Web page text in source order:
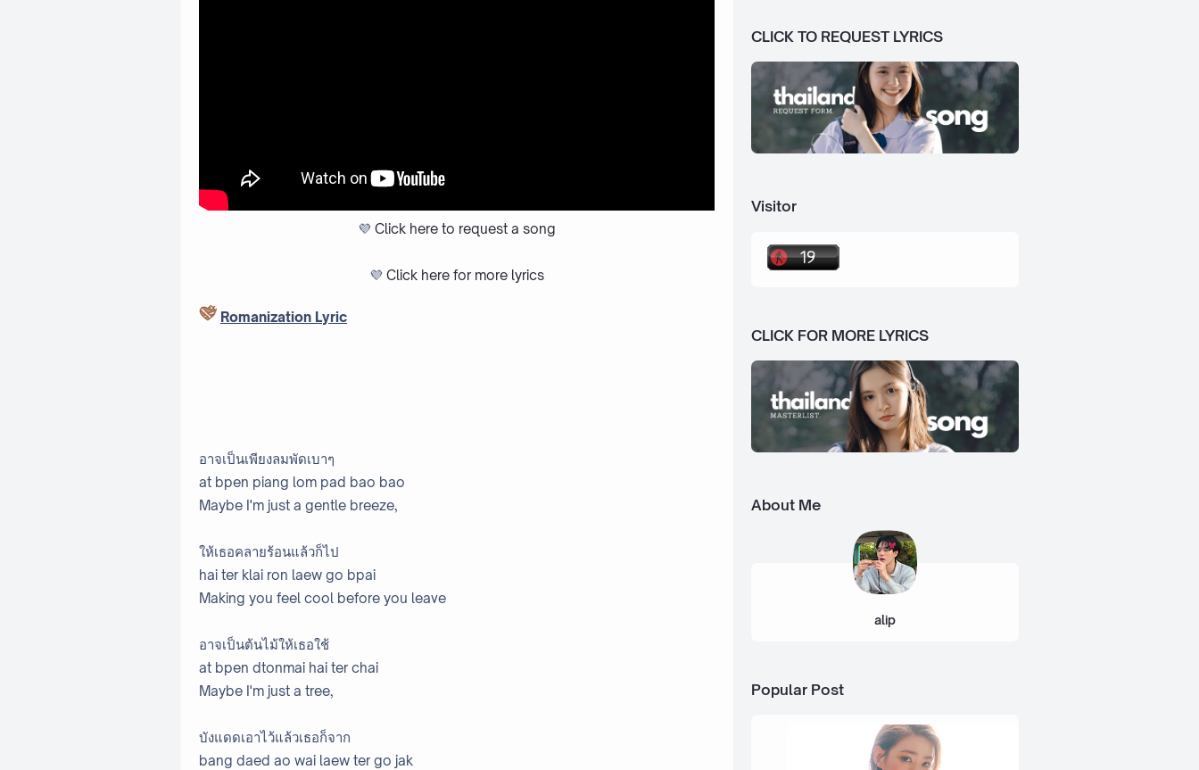
💜 Click here to request a song
💜 Click here for more lyrics
Romanization Lyric
อาจเป็นเพียงลมพัดเบาๆ
at bpen piang lom pad bao bao
Maybe I'm just a gentle breeze,
ให้เธอคลายร้อนแล้วก็ไป
hai ter klai ron laew go bpai
Making you feel cool before you leave
อาจเป็นต้นไม้ให้เธอใช้
at bpen dtonmai hai ter chai
Maybe I'm just a tree,
บังแดดเอาไว้แล้วเธอก็จาก
bang daed ao wai laew ter go jak
CLICK TO REQUEST LYRICS
Visitor
CLICK FOR MORE LYRICS
About Me
alip
Popular Post